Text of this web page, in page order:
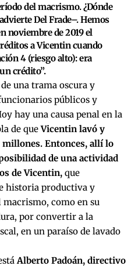
del macrismo. ¿Dónde
Del Frade–. Hemos
noviembre de 2019 el
a Vicentin cuando
4 (riesgo alto): era
crédito”.
una trama oscura y
públicos y
hay una causa penal en la
de queVicentin lavó y
Entonces, allí lo
de una actividad
de Vicentin, que
historia productiva y
como en su
por convertir a la
en un paraíso de lavado
Alberto Padoán, directivo